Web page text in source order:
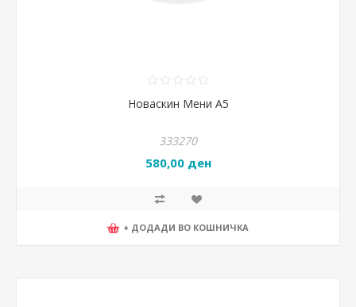
Новаскин Мени А5
333270
580,00 ден
+ ДОДАДИ ВО КОШНИЧКА